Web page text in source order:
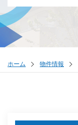
ホーム 物件情報